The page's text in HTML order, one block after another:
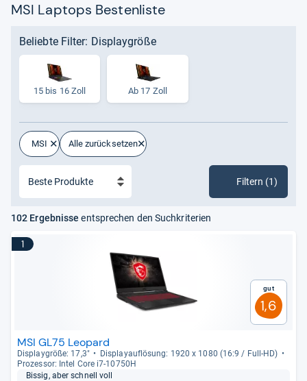
MSI Laptops Bestenliste
Beliebte Filter: Displaygröße
15 bis 16 Zoll Ab 17 Zoll
MSI Alle zurücksetzen
Filtern (1)
102 Ergebnisse entsprechen den Suchkriterien
1
Gut
1,6
MSI GL75 Leopard
Dis­play­größe: 17,3"
Dis­pla­yauf­lö­sung: 1920 x 1080 (16:9 / Full-​HD)
Pro­zes­sor: Intel Core i7-​10750H
Bis­sig, aber schnell voll